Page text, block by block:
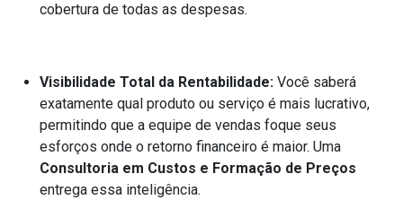
cobertura de todas as despesas.
Visibilidade Total da Rentabilidade: Você saberá
exatamente qual produto ou serviço é mais lucrativo,
permitindo que a equipe de vendas foque seus
esforços onde o retorno financeiro é maior. Uma
Consultoria em Custos e Formação de Preços
entrega essa inteligência.